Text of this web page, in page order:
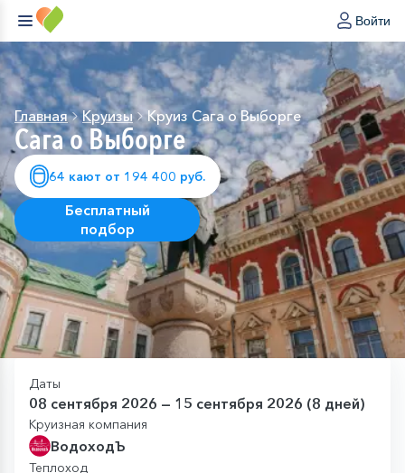
Войти
Главная Круизы Круиз Сага о Выборге
Сага о Выборге
64 кают от 194 400 руб.
Бесплатный
подбор
Даты
08 сентября 2026 — 15 сентября 2026 (8 дней)
Круизная компания
ВодоходЪ
Теплоход